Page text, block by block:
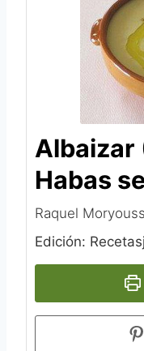
Albaizar
Habas
Raquel
Edición: